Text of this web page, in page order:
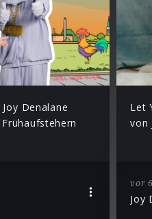
Denalane
Let
von
vor
Joy